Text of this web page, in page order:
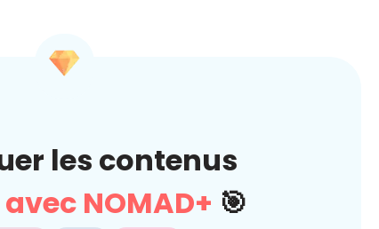
les contenus
avec NOMAD+ 🎯